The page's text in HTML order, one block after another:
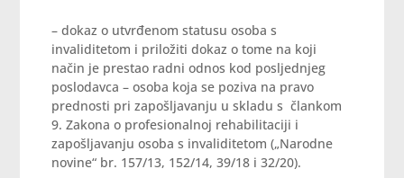
– dokaz o utvrđenom statusu osoba s
invaliditetom i priložiti dokaz o tome na koji
način je prestao radni odnos kod posljednjeg
poslodavca – osoba koja se poziva na pravo
prednosti pri zapošljavanju u skladu s člankom
9. Zakona o profesionalnoj rehabilitaciji i
zapošljavanju osoba s invaliditetom („Narodne
novine“ br. 157/13, 152/14, 39/18 i 32/20).